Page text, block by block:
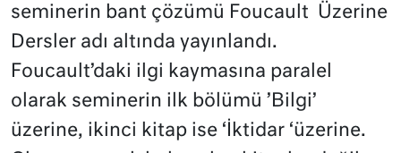
seminerin bant çözümü Foucault Üzerine
Dersler adı altında yayınlandı.
Foucault’daki ilgi kaymasına paralel
olarak seminerin ilk bölümü ’Bilgi’
üzerine, ikinci kitap ise ‘İktidar ‘üzerine.